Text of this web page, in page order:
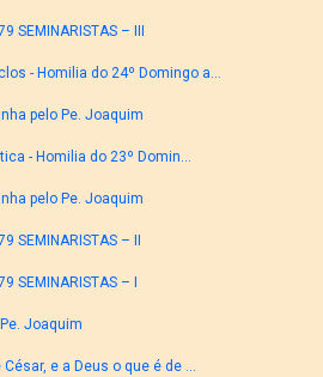
SEMINARISTAS – III
- Homilia do 24º Domingo a...
pelo Pe. Joaquim
- Homilia do 23º Domin...
pelo Pe. Joaquim
SEMINARISTAS – II
SEMINARISTAS – I
Joaquim
e a Deus o que é de ...